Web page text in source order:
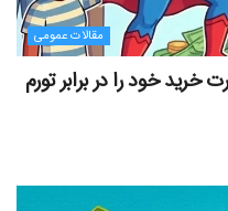
مقالات عمومی
خود را در برابر تورم